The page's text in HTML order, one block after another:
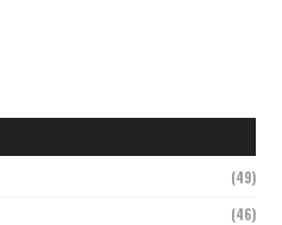
(49)
(46)